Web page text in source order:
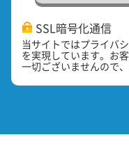
SSL暗号化通信
当サイトではプライバ
を実現しています。お
一切ございませんので